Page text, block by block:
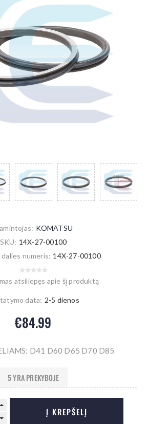
KOMATSU
SKU: 14X-27-00100
numeris: 14X-27-00100
atsiliepęs apie šį produktą
data: 2-5 dienos
€84.99
D41 D60 D65 D70 D85
5 YRA PREKYBOJE
Į KREPŠELĮ